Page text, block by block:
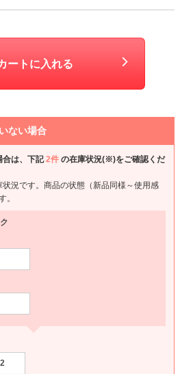
ートに入れる
ない場合
合は、下記2件 の在庫状況(※)をご確認くだ
況です。商品の状態（新品同様～使用感
。